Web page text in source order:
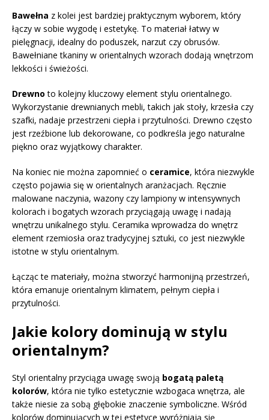
Bawełna z kolei jest bardziej praktycznym wyborem, który
łączy w sobie wygodę i estetykę. To materiał łatwy w
pielęgnacji, idealny do poduszek, narzut czy obrusów.
Bawełniane tkaniny w orientalnych wzorach dodają wnętrzom
lekkości i świeżości.
Drewno to kolejny kluczowy element stylu orientalnego.
Wykorzystanie drewnianych mebli, takich jak stoły, krzesła czy
szafki, nadaje przestrzeni ciepła i przytulności. Drewno często
jest rzeźbione lub dekorowane, co podkreśla jego naturalne
piękno oraz wyjątkowy charakter.
Na koniec nie można zapomnieć o ceramice, która niezwykle
często pojawia się w orientalnych aranżacjach. Ręcznie
malowane naczynia, wazony czy lampiony w intensywnych
kolorach i bogatych wzorach przyciągają uwagę i nadają
wnętrzu unikalnego stylu. Ceramika wprowadza do wnętrz
element rzemiosła oraz tradycyjnej sztuki, co jest niezwykle
istotne w stylu orientalnym.
Łącząc te materiały, można stworzyć harmonijną przestrzeń,
która emanuje orientalnym klimatem, pełnym ciepła i
przytulności.
Jakie kolory dominują w stylu
orientalnym?
Styl orientalny przyciąga uwagę swoją bogatą paletą
kolorów, która nie tylko estetycznie wzbogaca wnętrza, ale
także niesie za sobą głębokie znaczenie symboliczne. Wśród
kolorów dominujących w tej estetyce wyróżniają się